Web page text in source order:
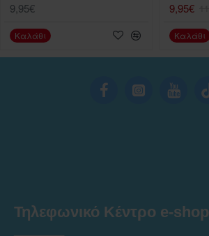
9,95€
Καλάθι
9,95€
Καλάθι
Τηλεφωνικό Κέντρο e-shop